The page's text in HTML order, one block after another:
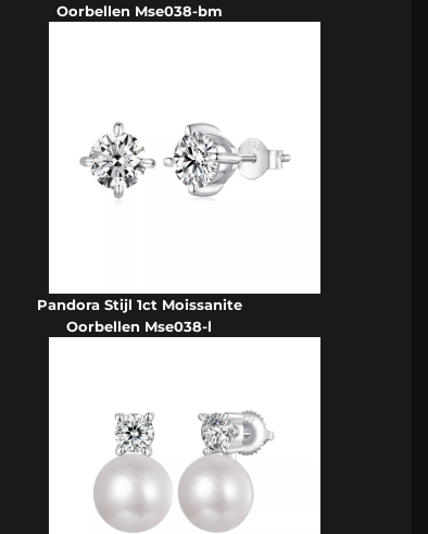
Oorbellen Mse038-bm
Pandora Stijl 1ct Moissanite
Oorbellen Mse038-l